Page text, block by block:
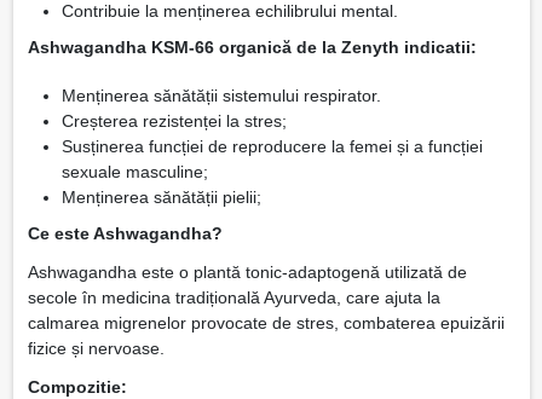
Contribuie la menținerea echilibrului mental.
Ashwagandha KSM-66 organică de la Zenyth indicatii:
Menținerea sănătății sistemului respirator.
Creșterea rezistenței la stres;
Susținerea funcției de reproducere la femei și a funcției
sexuale masculine;
Menținerea sănătății pielii;
Ce este Ashwagandha?
Ashwagandha este o plantă tonic-adaptogenă utilizată de
secole în medicina tradițională Ayurveda, care ajuta la
calmarea migrenelor provocate de stres, combaterea epuizării
fizice și nervoase.
Compozitie: